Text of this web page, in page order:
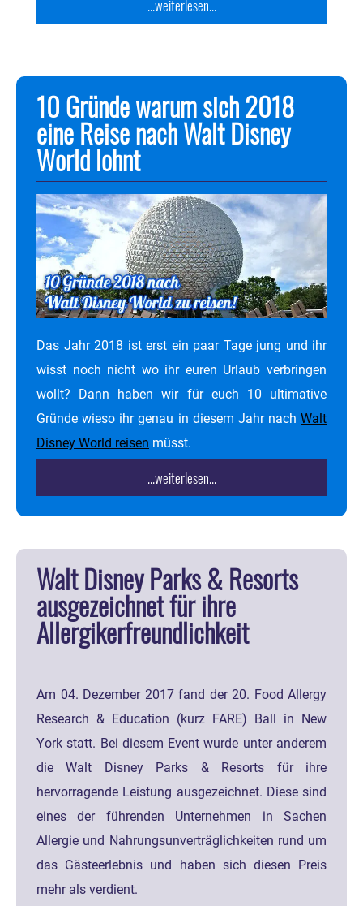
...weiterlesen...
10 Gründe warum sich 2018
eine Reise nach Walt Disney
World lohnt
Das Jahr 2018 ist erst ein paar Tage jung und ihr
wisst noch nicht wo ihr euren Urlaub verbringen
wollt? Dann haben wir für euch 10 ultimative
Gründe wieso ihr genau in diesem Jahr nach Walt
Disney World reisen müsst.
...weiterlesen...
Walt Disney Parks & Resorts
ausgezeichnet für ihre
Allergikerfreundlichkeit
Am 04. Dezember 2017 fand der 20. Food Allergy
Research & Education (kurz FARE) Ball in New
York statt. Bei diesem Event wurde unter anderem
die Walt Disney Parks & Resorts für ihre
hervorragende Leistung ausgezeichnet. Diese sind
eines der führenden Unternehmen in Sachen
Allergie und Nahrungsunverträglichkeiten rund um
das Gästeerlebnis und haben sich diesen Preis
mehr als verdient.